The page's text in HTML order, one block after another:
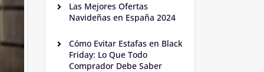
Las Mejores Ofertas
Navideñas en España 2024
Cómo Evitar Estafas en Black
Friday: Lo Que Todo
Comprador Debe Saber